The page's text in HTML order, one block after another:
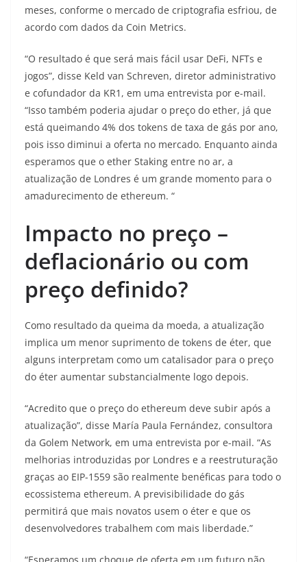
meses, conforme o mercado de criptografia esfriou, de
acordo com dados da Coin Metrics.
“O resultado é que será mais fácil usar DeFi, NFTs e
jogos”, disse Keld van Schreven, diretor administrativo
e cofundador da KR1, em uma entrevista por e-mail.
“Isso também poderia ajudar o preço do ether, já que
está queimando 4% dos tokens de taxa de gás por ano,
pois isso diminui a oferta no mercado. Enquanto ainda
esperamos que o ether Staking entre no ar, a
atualização de Londres é um grande momento para o
amadurecimento de ethereum. “
Impacto no preço –
deflacionário ou com
preço definido?
Como resultado da queima da moeda, a atualização
implica um menor suprimento de tokens de éter, que
alguns interpretam como um catalisador para o preço
do éter aumentar substancialmente logo depois.
“Acredito que o preço do ethereum deve subir após a
atualização”, disse María Paula Fernández, consultora
da Golem Network, em uma entrevista por e-mail. “As
melhorias introduzidas por Londres e a reestruturação
graças ao EIP-1559 são realmente benéficas para todo o
ecossistema ethereum. A previsibilidade do gás
permitirá que mais novatos usem o éter e que os
desenvolvedores trabalhem com mais liberdade.”